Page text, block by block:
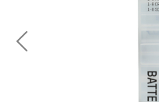
Previous